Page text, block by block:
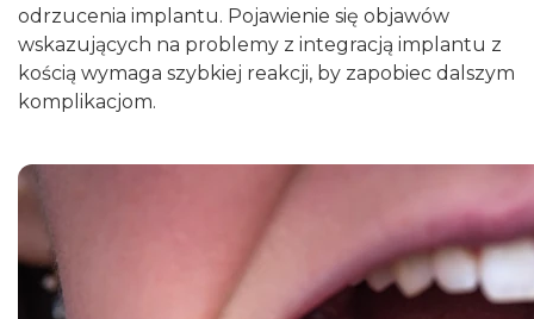
odrzucenia implantu. Pojawienie się objawów
wskazujących na problemy z integracją implantu z
kością wymaga szybkiej reakcji, by zapobiec dalszym
komplikacjom.